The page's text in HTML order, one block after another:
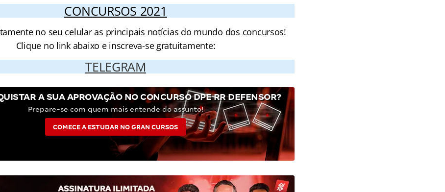
CONCURSOS 2021
no seu celular as principais notícias do mundo dos concursos!
Clique no link abaixo e inscreva-se gratuitamente:
TELEGRAM
A SUA APROVAÇÃO NO CONCURSO DPE RR DEFENSOR?
Prepare-se com quem mais entende do assunto!
COMECE A ESTUDAR NO GRAN CURSOS